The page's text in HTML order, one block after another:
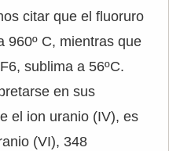
citar que el fluoruro
960º C, mientras que
sublima a 56ºC.
en sus
el ion uranio (IV), es
(VI), 348